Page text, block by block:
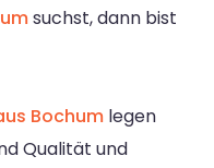
suchst, dann bist
Bochum legen
Qualität und